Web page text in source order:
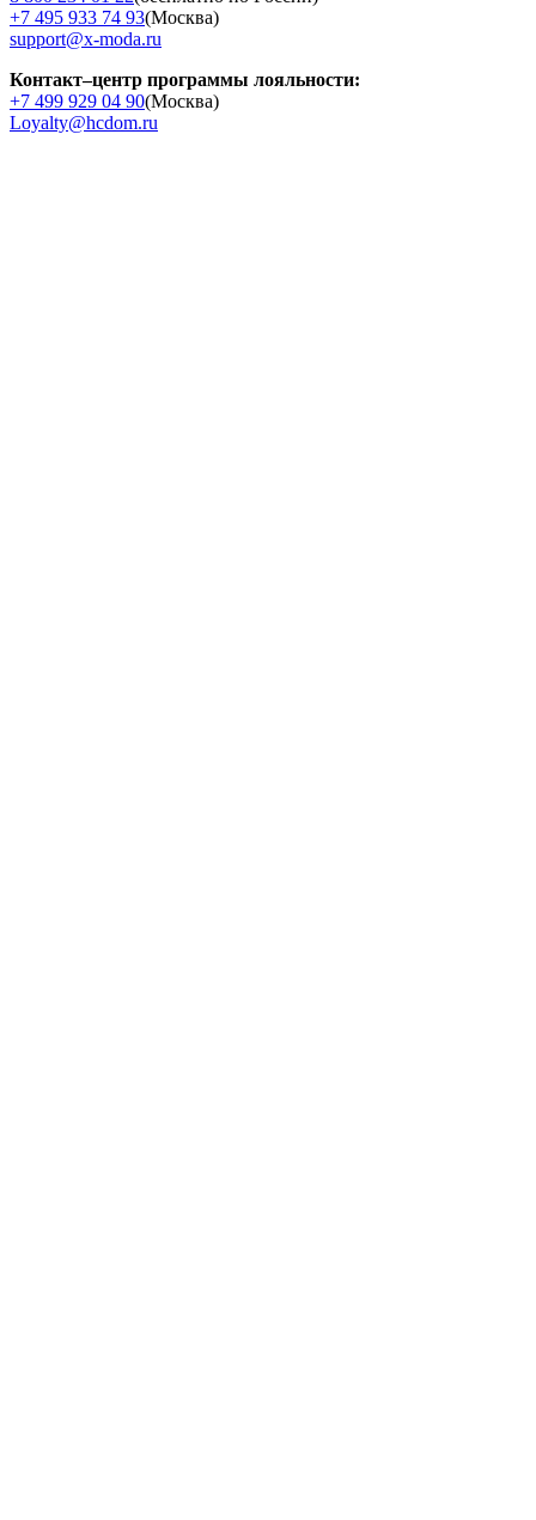
+7 495 933 74 93(Москва)
support@x-moda.ru
Контакт–центр программы лояльности:
+7 499 929 04 90(Москва)
Loyalty@hcdom.ru